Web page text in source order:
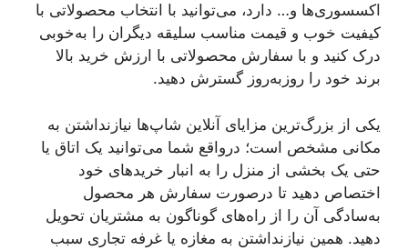
اکسسوری‌ها و… دارد، می‌توانید با انتخاب محصولاتی با
کیفیت خوب و قیمت مناسب سلیقه دیگران را به‌خوبی
درک کنید و با سفارش محصولاتی با ارزش خرید بالا
برند خود را روزبه‌روز گسترش دهید.
یکی از بزرگ‌ترین مزایای آنلاین شاپ‌ها نیازنداشتن به
مکانی مشخص است؛ درواقع شما می‌توانید یک اتاق یا
حتی یک بخشی از منزل را به انبار خریدهای خود
اختصاص دهید تا درصورت سفارش هر محصول
به‌سادگی آن را از راه‌های گوناگون به مشتریان تحویل
دهید. همین نیازنداشتن به مغازه یا غرفه تجاری سبب